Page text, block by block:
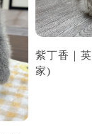
紫丁香｜
家)